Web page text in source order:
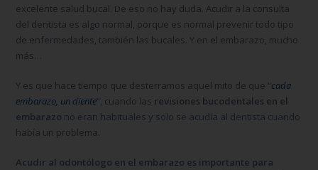
excelente salud bucal. De eso no hay duda. Acudir a la consulta
del dentista es algo normal, porque es normal prevenir todo tipo
de enfermedades, también las bucales. Y en el embarazo, mucho
más…
Y es que hace tiempo que desterramos aquel mito de que “cada
embarazo, un diente”, cuando las revisiones bucodentales en el
embarazo no eran habituales y solo se acudía al dentista cuando
había un problema.
Acudir al odontólogo en el embarazo es importante para